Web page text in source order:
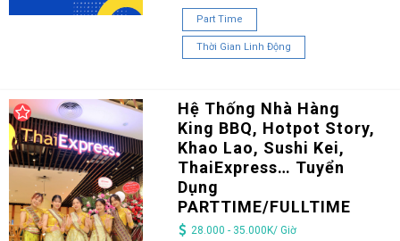
Part Time
Thời Gian Linh Động
Hệ Thống Nhà Hàng
King BBQ, Hotpot Story,
Khao Lao, Sushi Kei,
ThaiExpress… Tuyển
Dụng
PARTTIME/FULLTIME
28.000 - 35.000K/ Giờ